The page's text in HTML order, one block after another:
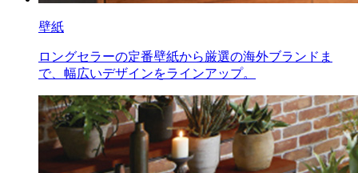
壁紙
ロングセラーの定番壁紙から厳選の海外ブランドま
で、幅広いデザインをラインアップ。